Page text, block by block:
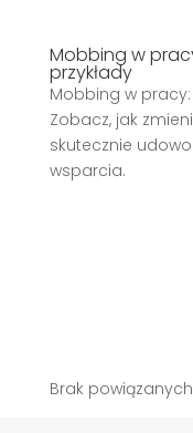
Mobbing w
przykłady
Mobbing w
Zobacz, jak
skutecznie
wsparcia.
Brak